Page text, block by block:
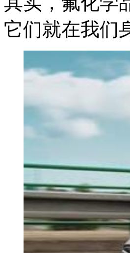
它们就在我们